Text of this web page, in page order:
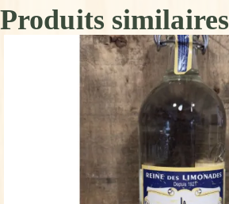
Produits similaires